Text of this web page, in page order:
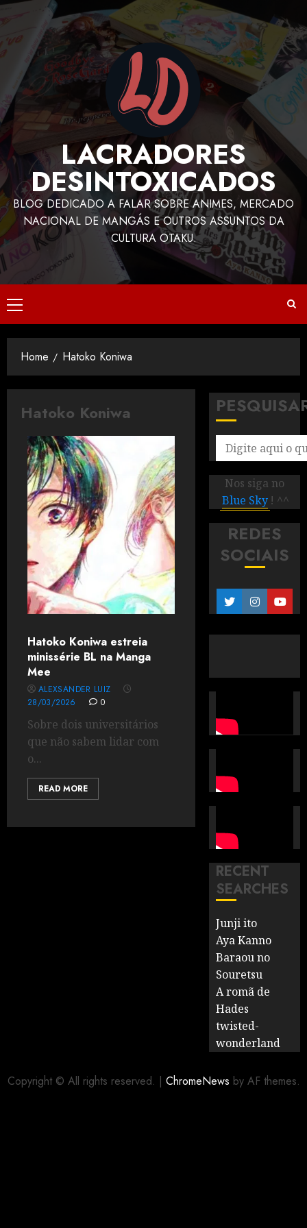
LACRADORES
DESINTOXICADOS
BLOG DEDICADO A FALAR SOBRE ANIMES, MERCADO
NACIONAL DE MANGÁS E OUTROS ASSUNTOS DA
CULTURA OTAKU.
Home Hatoko Koniwa
Hatoko Koniwa
Hatoko Koniwa estreia
minissérie BL na Manga
Mee
ALEXSANDER LUIZ
28/03/2026
0
Sobre dois universitários
que não sabem lidar com
o...
READ MORE
Nos siga no
Blue Sky ! ^^
REDES
SOCIAIS
RECENT
SEARCHES
Junji ito
Aya Kanno
Baraou no
Souretsu
A romã de
Hades
twisted-
wonderland
Copyright © All rights reserved. | ChromeNews by AF themes.